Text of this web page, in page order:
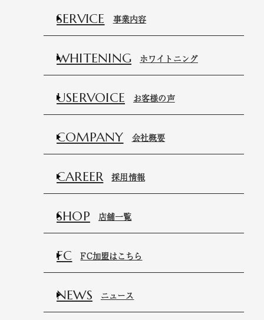
SERVICE 事業内容
WHITENING ホワイトニング
USERVOICE お客様の声
COMPANY 会社概要
CAREER 採用情報
SHOP 店舗一覧
FC FC加盟はこちら
NEWS ニュース